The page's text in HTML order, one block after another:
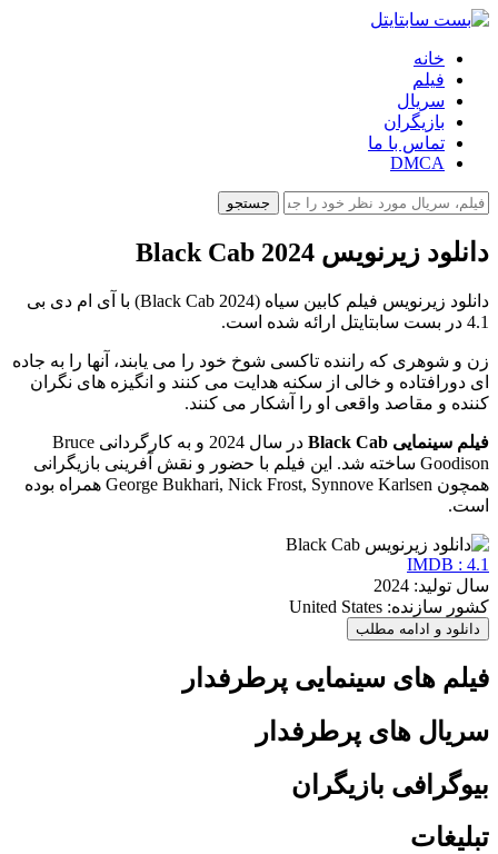
خانه
فیلم
سریال
بازیگران
تماس با ما
DMCA
جستجو
دانلود زیرنویس Black Cab 2024
دانلود زیرنویس فیلم کابین سیاه (Black Cab 2024) با آی ام دی بی
4.1 در بست سابتایتل ارائه شده است.
زن و شوهری که راننده تاکسی شوخ خود را می یابند، آنها را به جاده
ای دورافتاده و خالی از سکنه هدایت می کنند و انگیزه های نگران
کننده و مقاصد واقعی او را آشکار می کنند.
فیلم سینمایی Black Cab
در سال 2024 و به کارگردانی Bruce
Goodison ساخته شد. این فیلم با حضور و نقش آفرینی بازیگرانی
همچون George Bukhari, Nick Frost, Synnove Karlsen همراه بوده
است.
IMDB : 4.1
سال تولید: 2024
کشور سازنده: United States
دانلود و ادامه مطلب
فیلم های سینمایی پرطرفدار
سریال های پرطرفدار
بیوگرافی بازیگران
تبلیغات